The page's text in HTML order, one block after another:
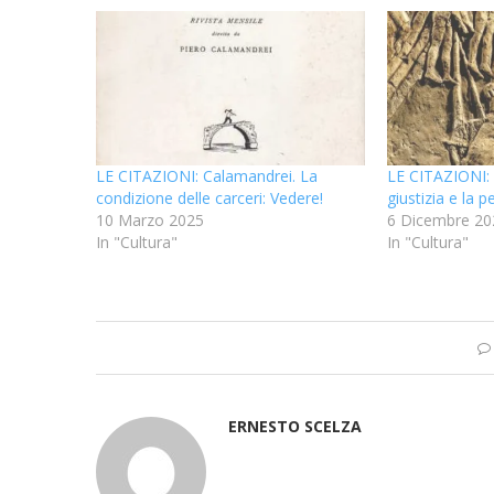
LE CITAZIONI: Calamandrei. La
condizione delle carceri: Vedere!
10 Marzo 2025
In "Cultura"
LE
giustizia e la
6 Dicembre
In "Cultura"
ERNESTO SCELZA